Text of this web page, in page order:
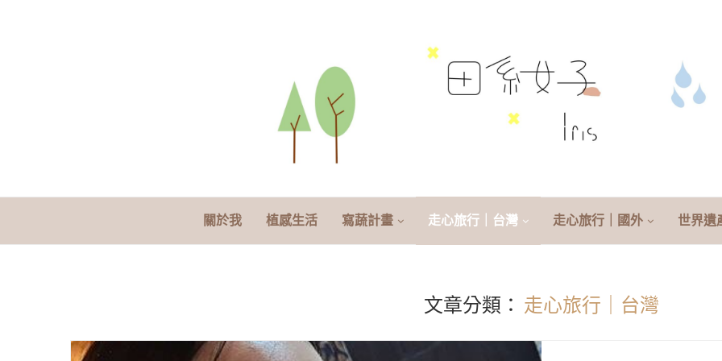
關於我 植感生活 寫蔬計畫 走心旅行｜台灣 走心旅行｜國外 世界遺
文章分類： 走心旅行｜台灣